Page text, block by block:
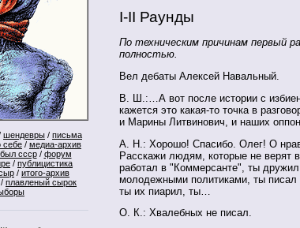
шендевры / письма
себе / медиа-архив
ссср/ форум
/ публицистика
/ итого-архив
/ плавленый сырок
I-II Раунды
По техническим причинам первый
полностью.
Вел дебаты Алексей Навальный.
В. Ш.:…А вот после истории с
кажется это какая-то точка в
и Марины Литвинович, и наших
А. Н.: Хорошо! Спасибо. Олег! О
Расскажи людям, которые не верят
работал в "Коммерсанте", ты
молодежными политиками, ты писал
ты их пиарил, ты…
О. К.: Хвалебных не писал.